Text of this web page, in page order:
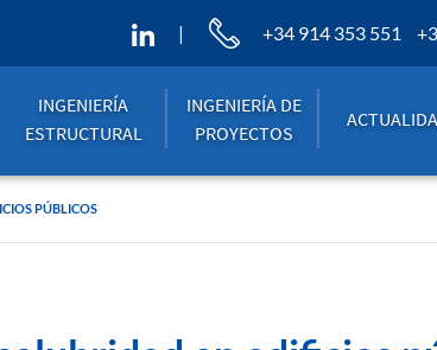
INGENIERÍA
ESTRUCTURAL
INGENIERÍA DE
PROYECTOS
+34 914 353 551
PÚBLICOS